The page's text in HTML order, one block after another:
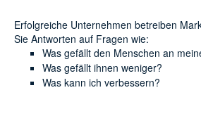
Erfolgreiche Unternehmen betreiben
Sie Antworten auf Fragen wie:
Was gefällt den Menschen an
Was gefällt ihnen weniger?
Was kann ich verbessern?